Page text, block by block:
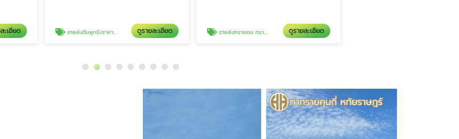
ขายส่งดินลูกรังราคาถูก หทัยราษฎร์ ดูรายละเอียด ขายส่งทรายถม ทรายหยาบ ทรายละเอียด หทัยราษฎร์ ดูรายละเอียด ขายส่งหน้าดินราคาถูก คุนกี่สาขาหทัยราษฎร์